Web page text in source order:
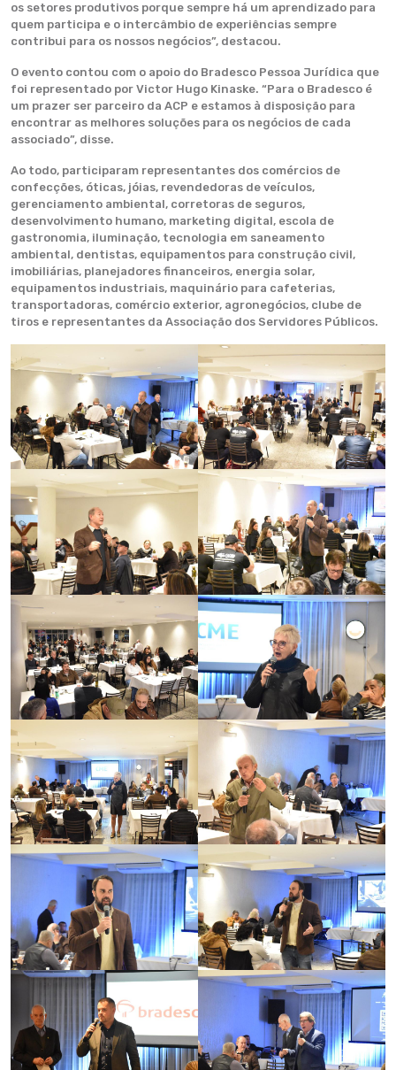
os setores produtivos porque sempre há um aprendizado para
quem participa e o intercâmbio de experiências sempre
contribui para os nossos negócios”, destacou.
O evento contou com o apoio do Bradesco Pessoa Jurídica que
foi representado por Victor Hugo Kinaske. “Para o Bradesco é
um prazer ser parceiro da ACP e estamos à disposição para
encontrar as melhores soluções para os negócios de cada
associado”, disse.
Ao todo, participaram representantes dos comércios de
confecções, óticas, jóias, revendedoras de veículos,
gerenciamento ambiental, corretoras de seguros,
desenvolvimento humano, marketing digital, escola de
gastronomia, iluminação, tecnologia em saneamento
ambiental, dentistas, equipamentos para construção civil,
imobiliárias, planejadores financeiros, energia solar,
equipamentos industriais, maquinário para cafeterias,
transportadoras, comércio exterior, agronegócios, clube de
tiros e representantes da Associação dos Servidores Públicos.